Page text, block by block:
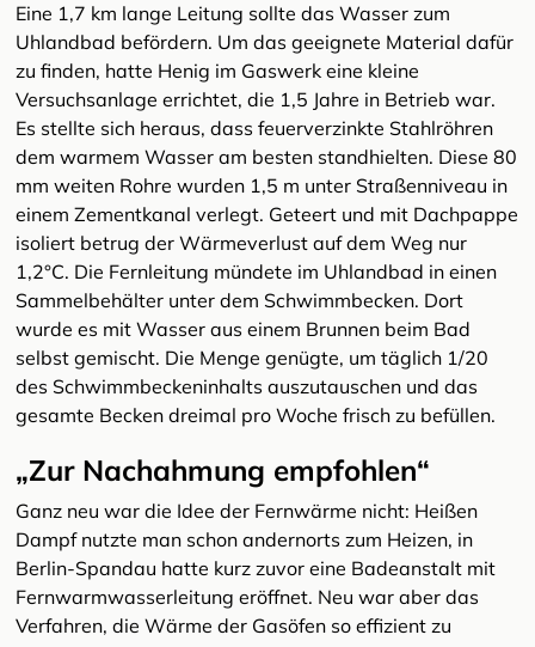
Eine 1,7 km lange Leitung sollte das Wasser zum
Uhlandbad befördern. Um das geeignete Material dafür
zu finden, hatte Henig im Gaswerk eine kleine
Versuchsanlage errichtet, die 1,5 Jahre in Betrieb war.
Es stellte sich heraus, dass feuerverzinkte Stahlröhren
dem warmem Wasser am besten standhielten. Diese 80
mm weiten Rohre wurden 1,5 m unter Straßenniveau in
einem Zementkanal verlegt. Geteert und mit Dachpappe
isoliert betrug der Wärmeverlust auf dem Weg nur
1,2°C. Die Fernleitung mündete im Uhlandbad in einen
Sammelbehälter unter dem Schwimmbecken. Dort
wurde es mit Wasser aus einem Brunnen beim Bad
selbst gemischt. Die Menge genügte, um täglich 1/20
des Schwimmbeckeninhalts auszutauschen und das
gesamte Becken dreimal pro Woche frisch zu befüllen.
„Zur Nachahmung empfohlen“
Ganz neu war die Idee der Fernwärme nicht: Heißen
Dampf nutzte man schon andernorts zum Heizen, in
Berlin-Spandau hatte kurz zuvor eine Badeanstalt mit
Fernwarmwasserleitung eröffnet. Neu war aber das
Verfahren, die Wärme der Gasöfen so effizient zu